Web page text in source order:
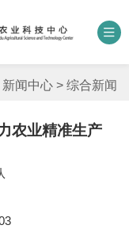
新闻中心 > 综合新闻
农业精准生产